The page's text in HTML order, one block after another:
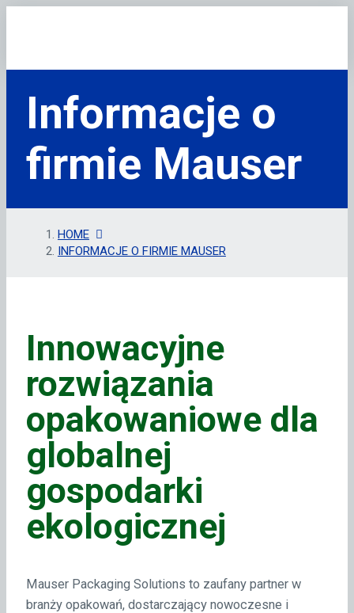
Informacje o
firmie Mauser
HOME
INFORMACJE O FIRMIE MAUSER
Innowacyjne
rozwiązania
opakowaniowe dla
globalnej
gospodarki
ekologicznej
Mauser Packaging Solutions to zaufany partner w
branży opakowań, dostarczający nowoczesne i